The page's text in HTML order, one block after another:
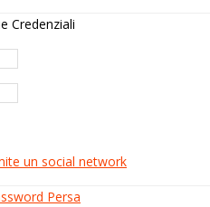
Credenziali
un social network
Persa